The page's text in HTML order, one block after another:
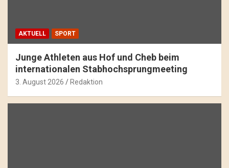
AKTUELL SPORT
Junge Athleten aus Hof und Cheb beim
internationalen Stabhochsprungmeeting
3. August 2026 Redaktion